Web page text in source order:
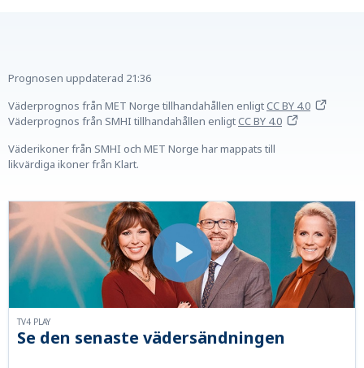
Prognosen uppdaterad 21:36
Väderprognos från MET Norge tillhandahållen enligtCC BY 4.0
Väderprognos från SMHI tillhandahållen enligtCC BY 4.0
Väderikoner från SMHI och MET Norge har mappats till
likvärdiga ikoner från Klart.
Se den senaste vädersändningen
TV4 PLAY